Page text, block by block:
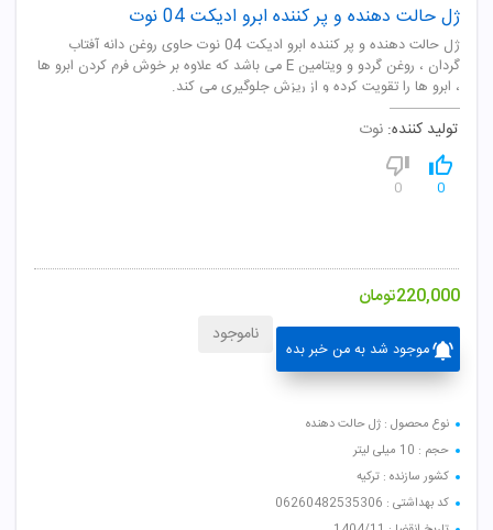
ژل حالت دهنده و پر کننده ابرو ادیکت 04 نوت
ژل حالت دهنده و پر کننده ابرو ادیکت 04 نوت حاوی روغن دانه آفتاب
گردان ، روغن گردو و ویتامین E می باشد که علاوه بر خوش فرم کردن ابرو ها
، ابرو ها را تقویت کرده و از ریزش جلوگیری می کند.
تولید کننده: نوت
0
0
220,000تومان
موجود شد به من خبر بده
ناموجود
نوع محصول : ژل حالت دهنده
حجم : 10 میلی لیتر
کشور سازنده : ترکیه
کد بهداشتی : 06260482535306